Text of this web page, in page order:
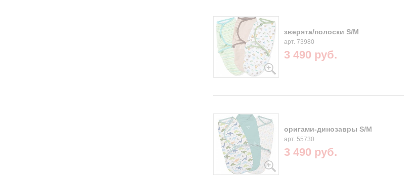
зверята/полоски S/M
арт. 73980
3 490 руб.
оригами-динозавры S/M
арт. 55730
3 490 руб.